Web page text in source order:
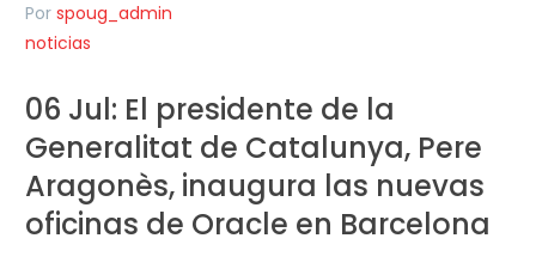
Por spoug_admin
noticias
06 Jul: El presidente de la
Generalitat de Catalunya, Pere
Aragonès, inaugura las nuevas
oficinas de Oracle en Barcelona